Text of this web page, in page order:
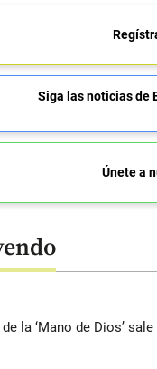
Siga las noticias de
Únete a
la ‘Mano de Dios’